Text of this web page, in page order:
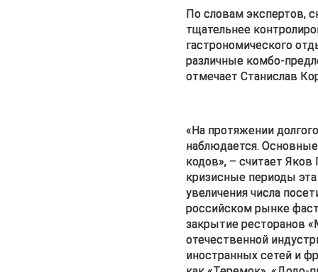
По словам экспертов,
тщательнее
гастрономического
различные комбо-
отмечает Станислав
«На протяжении
наблюдается.
кодов», – считает
кризисные периоды эта
увеличения числа
российском рынке
закрытие ресторанов
отечественной
иностранных сетей и